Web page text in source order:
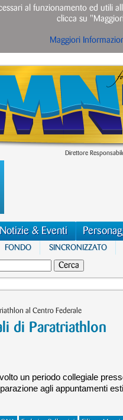
Direttore
Notizie & Eventi
FONDO SINCRONIZZATO
al Centro Federale
di Paratriathlon
un periodo collegiale
agli appuntamenti
al funzionamento ed
clicca su
Maggiori